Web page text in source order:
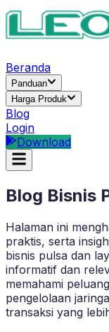
Beranda
Panduan
Harga Produk
Blog
Login
Download
Blog Bisnis
Halaman ini
praktis, serta
bisnis pulsa dan
informatif dan
memahami
pengelolaan
transaksi yang